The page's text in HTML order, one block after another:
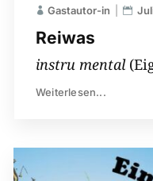
Reiwas
Gastautor-in
instru mental
Weiterlesen...